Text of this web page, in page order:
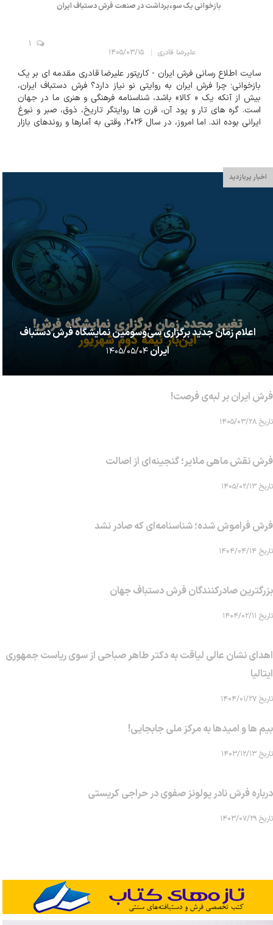
بازخوانی یک سوءبرداشت در صنعت فرش دستباف ایران
علیرضا قادری ۱۴۰۵/۰۳/۱۵
1
سایت اطلاع رسانی فرش ایران - کارپتور علیرضا قادری مقدمه ای بر یک
بازخوانی؛ چرا فرش ایران به روایتی نو نیاز دارد؟ فرش دستباف ایران،
بیش از آنکه یک « کالا» باشد، شناسنامه فرهنگی و هنری ما در جهان
است. گره های تار و پود آن، قرن ها روایتگر تاریخ، ذوق، صبر و نبوغ
ایرانی بوده اند. اما امروز، در سال ۲۰۲۶، وقتی به آمارها و روندهای بازار
اخبار پربازدید
اعلام زمان جدید برگزاری سی‌وسومین نمایشگاه فرش دستباف
ایران۱۴۰۵/۰۵/۰۴
فرش ایران بر لبه‌ی فرصت!
تاریخ ۱۴۰۵/۰۳/۲۸
فرش نقش ماهی‌ ملایر؛ گنجینه‌ای از اصالت
تاریخ ۱۴۰۵/۰۲/۱۳
فرش فراموش شده؛ شناسنامه‌ای که صادر نشد
تاریخ ۱۴۰۴/۰۴/۱۴
بزرگترین صادرکنندگان فرش دستباف جهان
تاریخ ۱۴۰۴/۰۲/۱۱
اهدای نشان عالی لیاقت به دکتر طاهر صباحی از سوی ریاست جمهوری
ایتالیا
تاریخ ۱۴۰۴/۰۱/۲۷
بیم ها و امیدها به مرکز ملی جابجایی!
تاریخ ۱۴۰۳/۱۲/۱۳
درباره فرش نادر پولونز صفوی در حراجی کریستی
تاریخ ۱۴۰۳/۰۷/۲۹